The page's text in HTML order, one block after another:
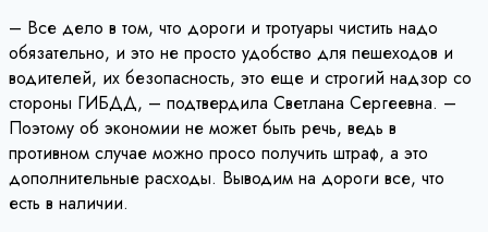
– Все дело в том, что дороги и тротуары чистить надо
обязательно, и это не просто удобство для пешеходов и
водителей, их безопасность, это еще и строгий надзор со
стороны ГИБДД, – подтвердила Светлана Сергеевна. –
Поэтому об экономии не может быть речь, ведь в
противном случае можно просо получить штраф, а это
дополнительные расходы. Выводим на дороги все, что
есть в наличии.